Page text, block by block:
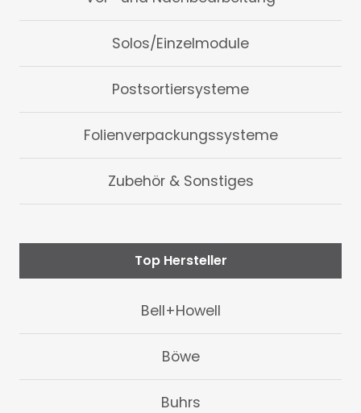
Solos/Einzelmodule
Postsortiersysteme
Folienverpackungssysteme
Zubehör & Sonstiges
Top Hersteller
Bell+Howell
Böwe
Buhrs